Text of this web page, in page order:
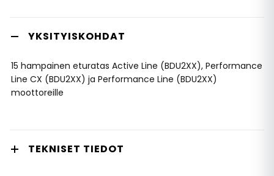
YKSITYISKOHDAT
15 hampainen eturatas Active Line (BDU2XX), Performance
Line CX (BDU2XX) ja Performance Line (BDU2XX)
moottoreille
TEKNISET TIEDOT